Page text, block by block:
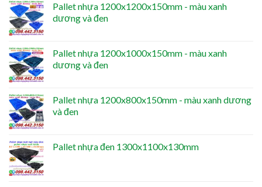
Pallet nhựa 1200x1200x150mm - màu xanh
dương và đen
Pallet nhựa 1200x1000x150mm - màu xanh
dương và đen
Pallet nhựa 1200x800x150mm - màu xanh dương
và đen
Pallet nhựa đen 1300x1100x130mm